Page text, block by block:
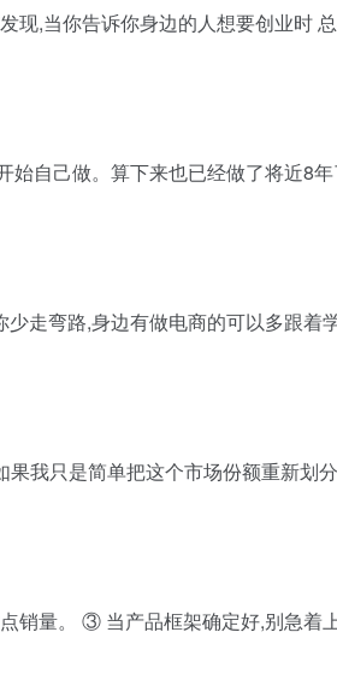
现,当你告诉你身边的人想要创业时
自己做。算下来也已经做了将近8年
走弯路,身边有做电商的可以多跟着
我只是简单把这个市场份额重新划
销量。 ③ 当产品框架确定好,别急着